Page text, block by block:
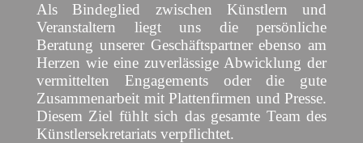
Als Bindeglied zwischen Künstlern und
Veranstaltern liegt uns die persönliche
Beratung unserer Geschäftspartner ebenso am
Herzen wie eine zuverlässige Abwicklung der
vermittelten Engagements oder die gute
Zusammenarbeit mit Plattenfirmen und Presse.
Diesem Ziel fühlt sich das gesamte Team des
Künstlersekretariats verpflichtet.